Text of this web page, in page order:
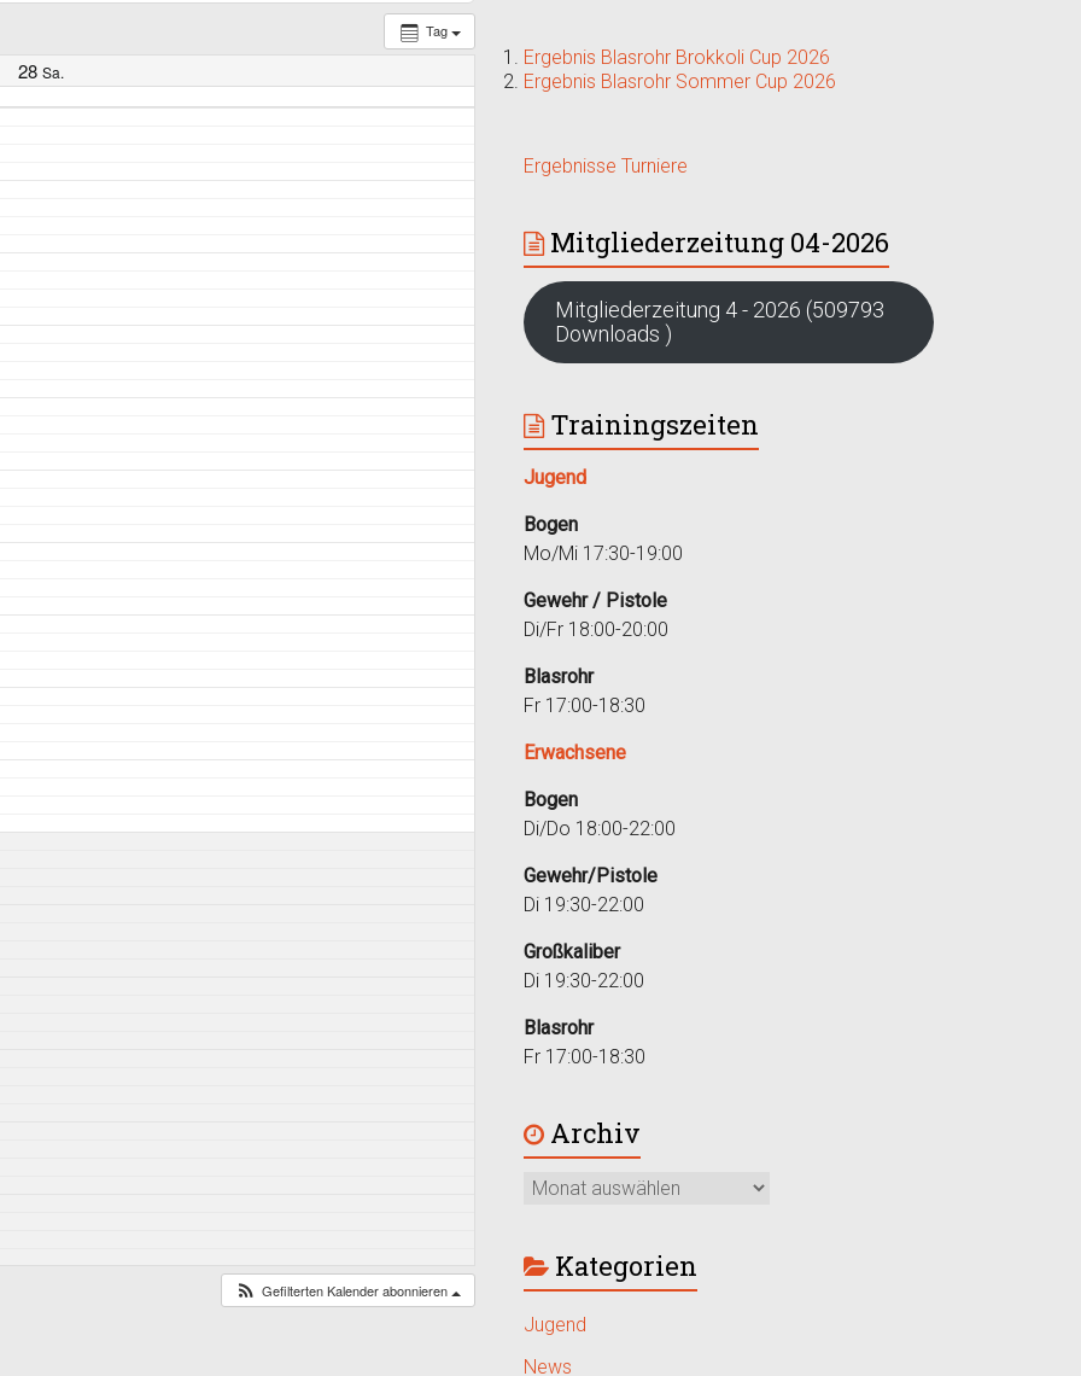
Tag
28 Sa.
Gefilterten Kalender abonnieren
Ergebnis Blasrohr Brokkoli Cup 2026
Ergebnis Blasrohr Sommer Cup 2026
Ergebnisse Turniere
Mitgliederzeitung 04-2026
Mitgliederzeitung 4 - 2026 (509793
Downloads )
Trainingszeiten
Jugend
Bogen
Mo/Mi 17:30-19:00
Gewehr / Pistole
Di/Fr 18:00-20:00
Blasrohr
Fr 17:00-18:30
Erwachsene
Bogen
Di/Do 18:00-22:00
Gewehr/Pistole
Di 19:30-22:00
Großkaliber
Di 19:30-22:00
Blasrohr
Fr 17:00-18:30
Archiv
Kategorien
Jugend
News